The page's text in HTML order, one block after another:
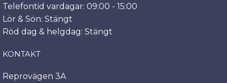
Telefontid vardagar: 09:00 - 15:00
Lör & Sön: Stängt
Röd dag & helgdag: Stängt
KONTAKT
Reprovägen 3A